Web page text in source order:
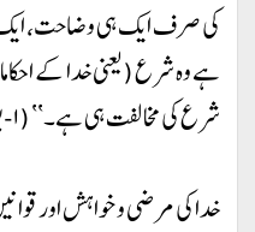
کی صرف ایک ہی وضاحت، ایک
ہے وہ شرع (یعنی خدا کے
شرع کی مخالفت ہی ہے۔‘‘ (۱-یوحنا ۳:۴)
خدا کی مرضی و خواہش اور